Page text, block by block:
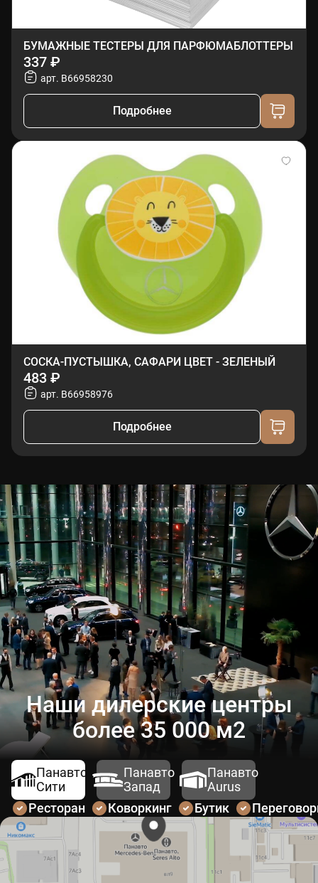
БУМАЖНЫЕ ТЕСТЕРЫ ДЛЯ ПАРФЮМАБЛОТТЕРЫ
337 ₽
арт. B66958230
Подробнее
СОСКА-ПУСТЫШКА, САФАРИ ЦВЕТ - ЗЕЛЕНЫЙ
483 ₽
арт. B66958976
Подробнее
Наши дилерские центры
более 35 000 м2
Панавто
Сити
Панавто
Запад
Панавто
Aurus
Ресторан
Коворкинг Бутик